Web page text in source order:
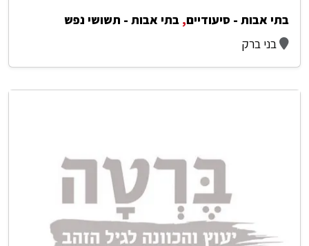
בתי אבות - סיעודיים, בתי אבות - תשושי נפש
בני ברק